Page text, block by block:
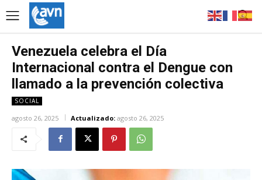
Venezuela celebra el Día
Internacional contra el Dengue con
llamado a la prevención colectiva
SOCIAL
agosto 26, 2025 Actualizado: agosto 26, 2025